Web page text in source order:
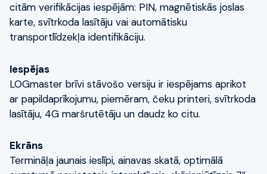
citām verifikācijas iespējām: PIN, magnētiskās joslas
karte, svītrkoda lasītāju vai automātisku
transportlīdzekļa identifikāciju.
Iespējas
LOGmaster brīvi stāvošo versiju ir iespējams aprikot
ar papildaprīkojumu, piemēram, čeku printeri, svītrkoda
lasītāju, 4G maršrutētāju un daudz ko citu.
Ekrāns
Termināļa jaunais ieslīpi, ainavas skatā, optimālā